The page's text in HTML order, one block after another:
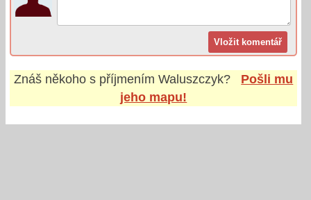
Znáš někoho s příjmenímWaluszczyk?
Pošli mu
jeho mapu!